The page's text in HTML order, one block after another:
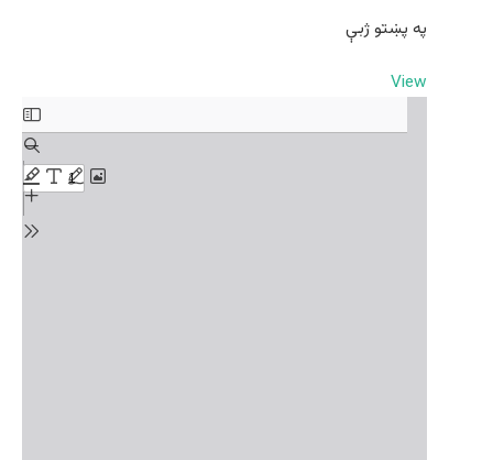
په پښتو ژبې
View